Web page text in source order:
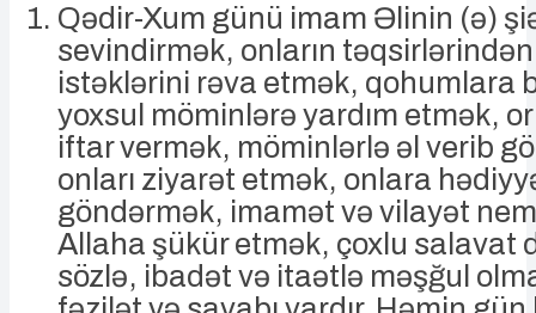
Qədir-Xum günü imam Əlinin (ə)
sevindirmək, onların
istəklərini rəva etmək, qohumlara
yoxsul möminlərə yardım etmək,
iftar vermək, möminlərlə əl verib
onları ziyarət etmək, onlara
göndərmək, imamət və vilayət
Allaha şükür etmək, çoxlu salavat
sözlə, ibadət və itaətlə məşğul